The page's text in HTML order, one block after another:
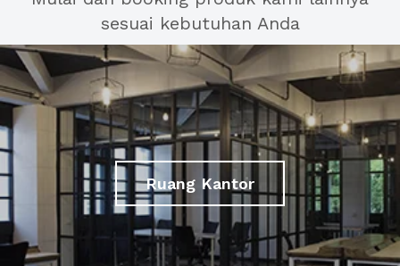
sesuai kebutuhan Anda
Ruang Kantor